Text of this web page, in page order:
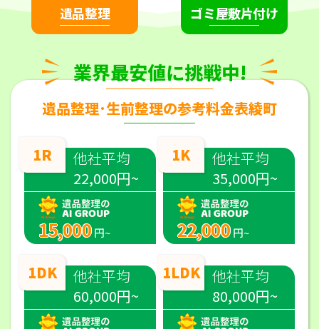
遺品整理 ゴミ屋敷片付け
業界最安値に挑戦中!
遺品整理･生前整理の参考料金表綾町
1R
他社平均
22,000円~
15,000 円~
1DK
他社平均
60,000円~
1K
他社平均
35,000円~
22,000 円~
1LDK 他社平均
80,000円~